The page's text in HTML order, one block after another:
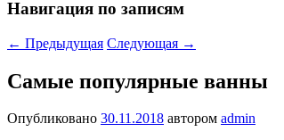
Навигация по записям
← Предыдущая Следующая →
Самые популярные ванны
Опубликовано 30.11.2018 автором admin